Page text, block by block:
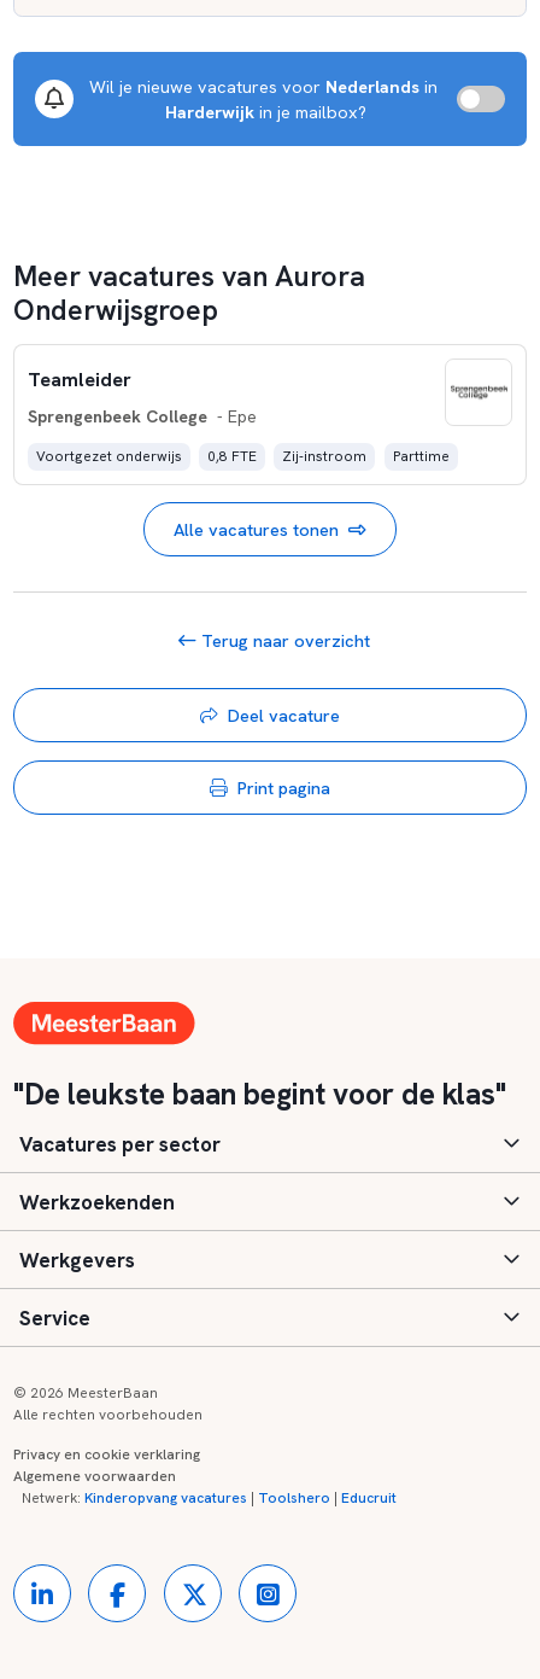
Wil je nieuwe vacatures voor Nederlands in
Harderwijk in je mailbox?
Meer vacatures van Aurora
Onderwijsgroep
Teamleider
Sprengenbeek College - Epe
Voortgezet onderwijs 0,8 FTE Zij-instroom Parttime
Alle vacatures tonen
Terug naar overzicht
Deel vacature
Print pagina
"De leukste baan begint voor de klas"
Vacatures per sector
Basisonderwijs
Speciaal (basis) onderwijs
Voortgezet onderwijs
Kinderopvang
Werkzoekenden
Aanmelden
Vacatures
Zij-instroom informatie
Onderwijsregio's
Werkgevers
Inloggen
Registreren
Contact
Service
Onderwijs links
Partners
© 2026 MeesterBaan
Alle rechten voorbehouden
Privacy en cookie verklaring
Algemene voorwaarden
Netwerk:Kinderopvang vacatures | Toolshero |Educruit